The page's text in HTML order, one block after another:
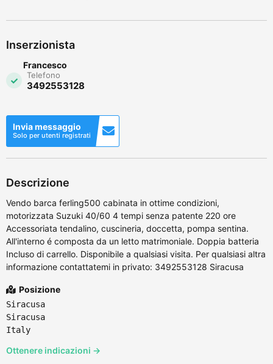
Inserzionista
Francesco
Telefono
3492553128
Invia messaggio
Solo per utenti registrati
Descrizione
Vendo barca ferling500 cabinata in ottime condizioni,
motorizzata Suzuki 40/60 4 tempi senza patente 220 ore
Accessoriata tendalino, cuscineria, doccetta, pompa sentina.
All'interno é composta da un letto matrimoniale. Doppia batteria
Incluso di carrello. Disponibile a qualsiasi visita. Per qualsiasi altra
informazione contattatemi in privato: 3492553128 Siracusa
Posizione
Siracusa
Siracusa
Italy
Ottenere indicazioni →